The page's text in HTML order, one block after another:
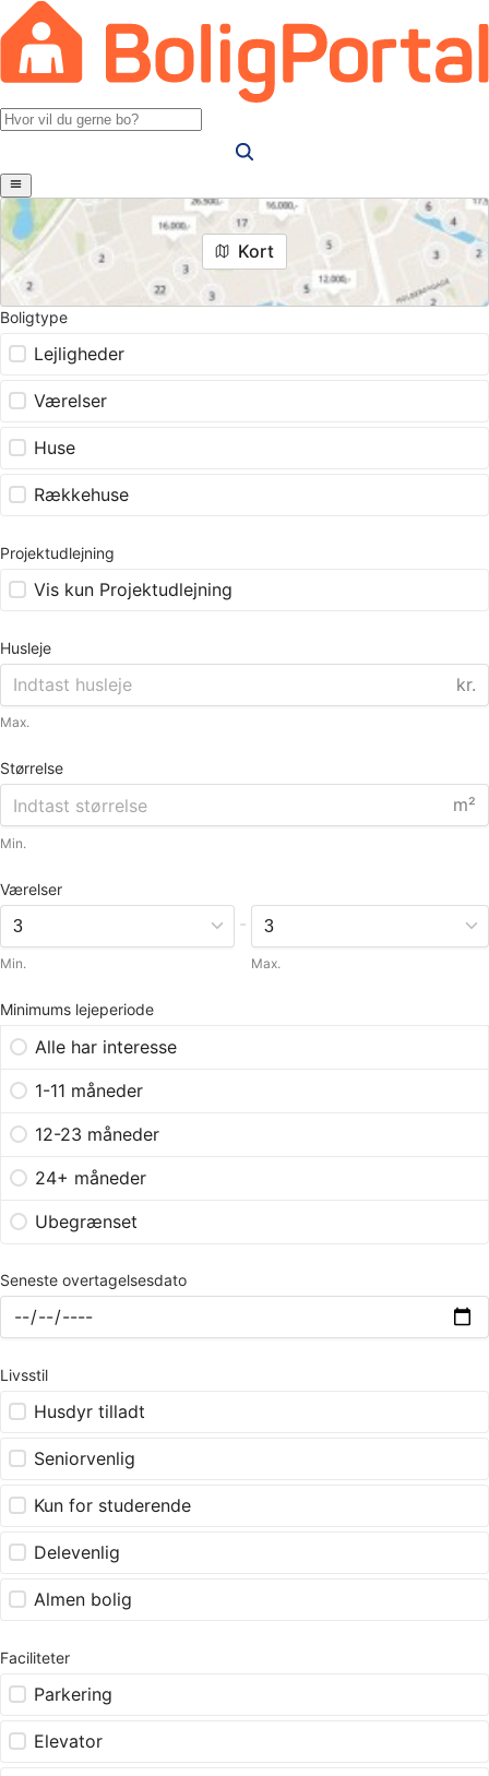
Kort
Boligtype
Lejligheder
Værelser
Huse
Rækkehuse
Projektudlejning
Vis kun Projektudlejning
Husleje
kr.
Max.
Størrelse
m²
Min.
Værelser
Min.
-
Max.
Minimums lejeperiode
Alle har interesse
1-11 måneder
12-23 måneder
24+ måneder
Ubegrænset
Seneste overtagelsesdato
Livsstil
Husdyr tilladt
Seniorvenlig
Kun for studerende
Delevenlig
Almen bolig
Faciliteter
Parkering
Elevator